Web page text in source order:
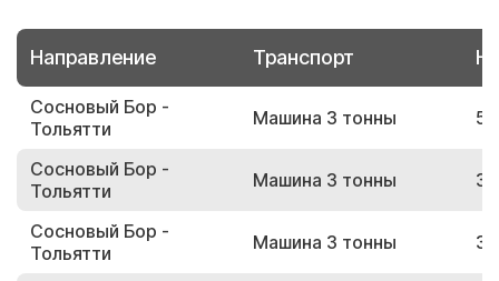
Направление Транспорт
Сосновый Бор -
Тольятти
Машина 3 тонны
Сосновый Бор -
Тольятти
Машина 3 тонны
Сосновый Бор -
Тольятти
Машина 3 тонны